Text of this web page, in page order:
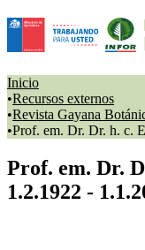
Inicio
Recursos externos
Revista Gayana
Prof. em. Dr. Dr. h. c.
Prof. em. Dr.
1.2.1922 -